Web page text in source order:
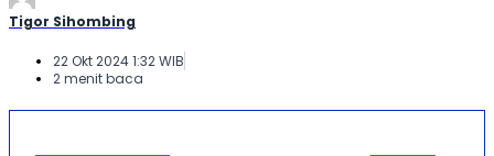
Tigor Sihombing
22 Okt 2024 1:32 WIB
2 menit baca